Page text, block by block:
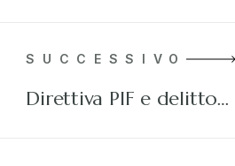
SUCCESSIVO
Direttiva PIF e delitto…